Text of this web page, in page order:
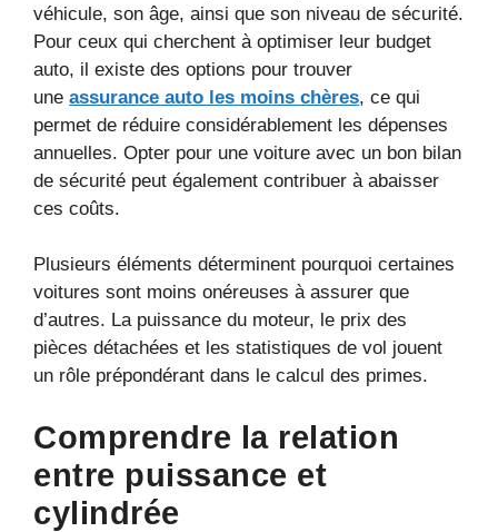
véhicule, son âge, ainsi que son niveau de sécurité.
Pour ceux qui cherchent à optimiser leur budget
auto, il existe des options pour trouver
une assurance auto les moins chères, ce qui
permet de réduire considérablement les dépenses
annuelles. Opter pour une voiture avec un bon bilan
de sécurité peut également contribuer à abaisser
ces coûts.
Plusieurs éléments déterminent pourquoi certaines
voitures sont moins onéreuses à assurer que
d’autres. La puissance du moteur, le prix des
pièces détachées et les statistiques de vol jouent
un rôle prépondérant dans le calcul des primes.
Comprendre la relation
entre puissance et
cylindrée